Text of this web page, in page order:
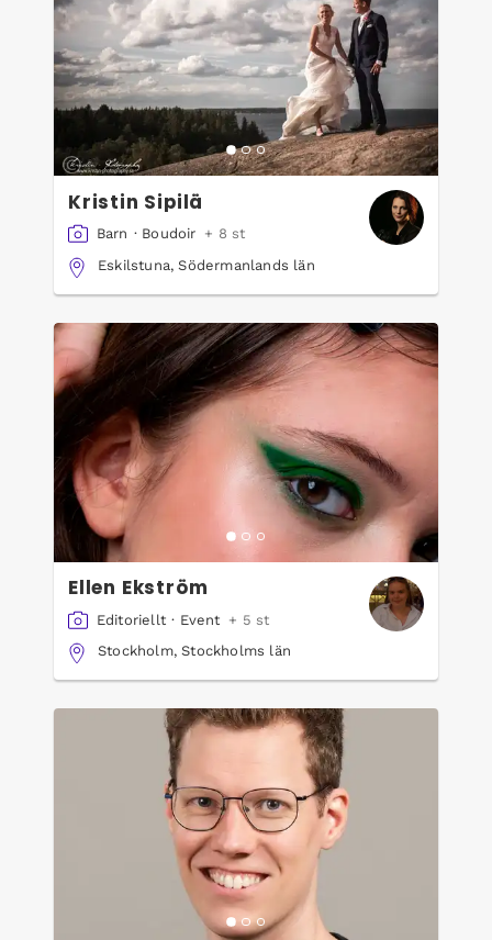
Kristin Sipilä
Barn · Boudoir + 8 st
Eskilstuna, Södermanlands län
Ellen Ekström
Editoriellt · Event + 5 st
Stockholm, Stockholms län